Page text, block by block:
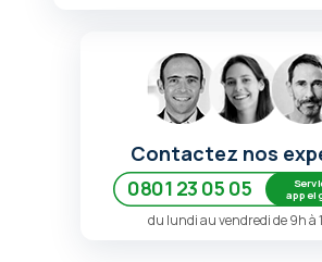
Contactez nos
0801 23 05 05
appel
du lundi au vendredi de 9h à